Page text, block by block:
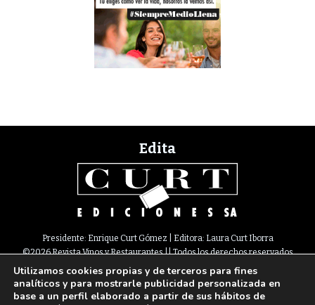
Edita
Presidente: Enrique Curt Gómez | Editora: Laura Curt Iborra
©2026 Revista Vinos y Restaurantes || Todos los derechos reservados
Newsletter Nota legal Política de Cookies Suscripción
Contacto
Paseo de Gracia, 63. 1º 2ª. 08008 Barcelona |933 180 101¦ Fax 933 183 505
Utilizamos cookies propias y de terceros para fines
analíticos y para mostrarle publicidad personalizada en
base a un perfil elaborado a partir de sus hábitos de